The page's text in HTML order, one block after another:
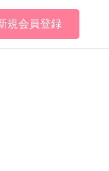
規会員登録